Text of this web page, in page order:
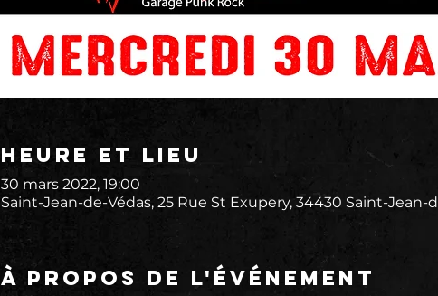
Heure et lieu
30 mars 2022, 19:00
Saint-Jean-de-Védas, 25 Rue St Exupery, 34430 Saint-Jean-
À propos de l'événement